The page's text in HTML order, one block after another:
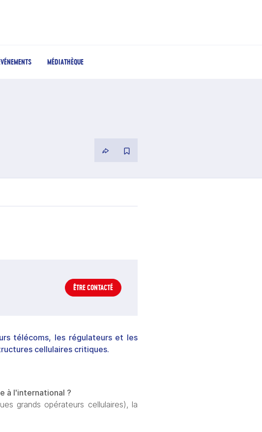
MÉDIATHÈQUE
ÊTRE CONTACTÉ
télécoms, les régulateurs et les
cellulaires critiques.
à l'international ?
grands opérateurs cellulaires), la